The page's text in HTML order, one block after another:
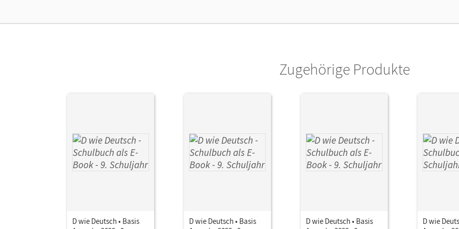
Verlag
Cornelsen Verlag
Zugehörige Produkte
D wie Deutsch • Basis
D wie Deutsch • Basis
D wie Deutsch • Basis
D wie